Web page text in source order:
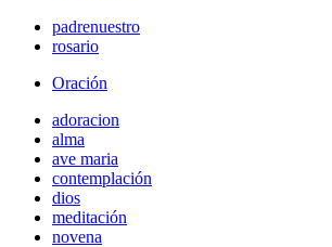
padrenuestro
rosario
Oración
adoracion
alma
ave maria
contemplación
dios
meditación
novena